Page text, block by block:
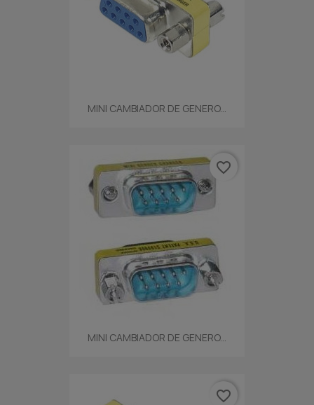
MINI CAMBIADOR DE GENERO...
MINI CAMBIADOR DE GENERO...
favorite_border
favorite_border